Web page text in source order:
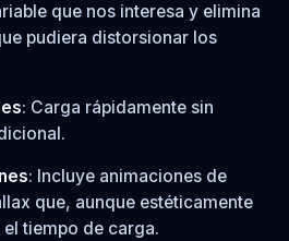
que nos interesa y elimina
pudiera distorsionar los
: Carga rápidamente sin
: Incluye animaciones de
que, aunque estéticamente
tiempo de carga.